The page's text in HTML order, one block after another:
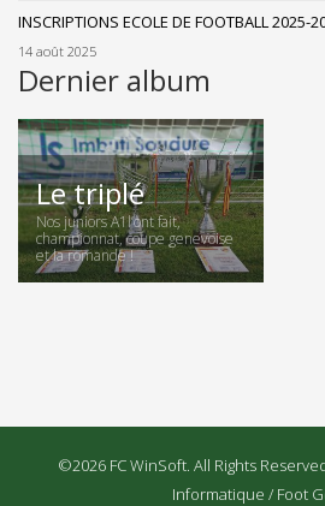
INSCRIPTIONS ECOLE DE FOOTBALL 2025-
14 août 2025
Dernier album
Le triplé
Nos juniors A1l’ont fait,
championnat, coupe genevoise
et la romande !
©2026 FC WinSoft. All Rights
Informatique / Foot